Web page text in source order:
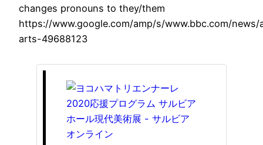
changes pronouns to they/them
https://www.google.com/amp/s/www.bbc.com/
arts-49688123